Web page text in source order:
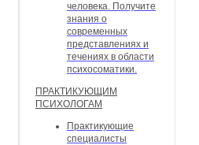
человека. Получите
знания о
современных
представлениях и
течениях в области
психосоматики.
ПРАКТИКУЮЩИМ
ПСИХОЛОГАМ
Практикующие
специалисты